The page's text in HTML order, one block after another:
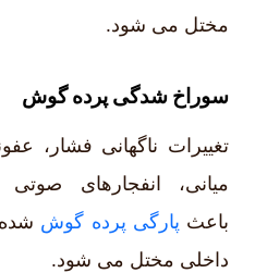
مختل می شود.
سوراخ شدگی پرده گوش
تغییرات ناگهانی فشار،
میانی، انفجارهای
باعث پارگی پرده گوش
داخلی مختل می شود.